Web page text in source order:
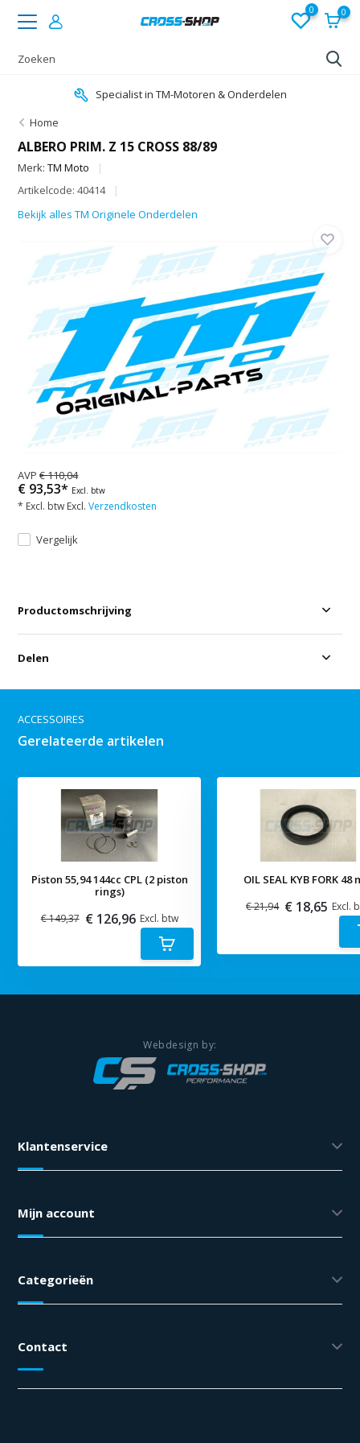
0 0
Specialist in TM-Motoren & Onderdelen
Home
ALBERO PRIM. Z 15 CROSS 88/89
Merk:TM Moto
Artikelcode: 40414
Bekijk alles TM Originele Onderdelen
AVP€ 110,04
€ 93,53* Excl. btw
* Excl. btw Excl.Verzendkosten
Vergelijk
Productomschrijving
Delen
ACCESSOIRES
Gerelateerde artikelen
Piston 55,94 144cc CPL (2 piston
rings)
€ 149,37 € 126,96 Excl. btw
OIL SEAL KYB FORK 48
€ 21,94 € 18,65 Excl.
Klantenservice
Mijn account
Categorieën
Contact